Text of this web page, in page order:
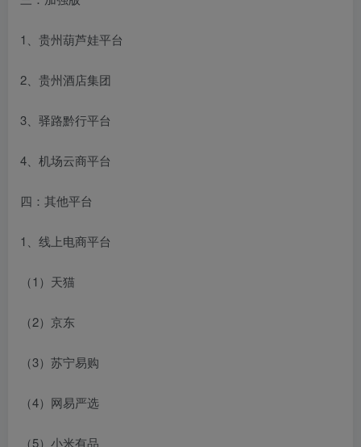
1、贵州葫芦娃平台
2、贵州酒店集团
3、驿路黔行平台
4、机场云商平台
四：其他平台
1、线上电商平台
（1）天猫
（2）京东
（3）苏宁易购
（4）网易严选
（5）小米有品